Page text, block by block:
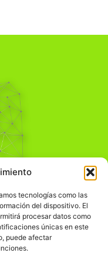
tecnologías como las
del dispositivo. El
procesar datos como
únicas en este
puede afectar
transformarlo.